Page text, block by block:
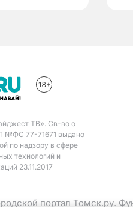
ТВ». Св-во о
№ФС 77-71671 выдано
по надзору в сфере
технологий и
23.11.2017
портал Томск.ру.